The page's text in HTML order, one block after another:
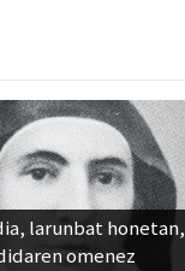
larunbat honetan,
omenez